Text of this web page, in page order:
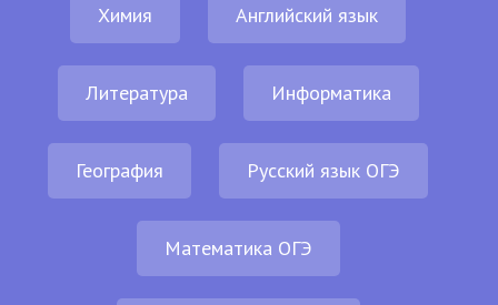
Химия Английский язык
Литература Информатика
География Русский язык ОГЭ
Математика ОГЭ